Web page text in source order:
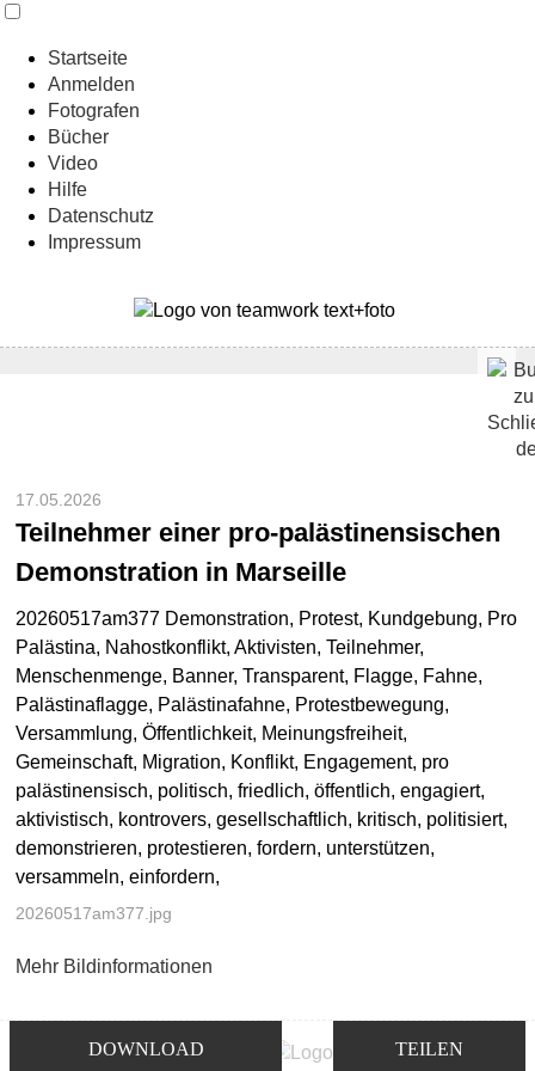
Startseite
Anmelden
Fotografen
Bücher
Video
Hilfe
Datenschutz
Impressum
DOWNLOAD TEILEN
17.05.2026
Teilnehmer einer pro-palästinensischen
Demonstration in Marseille
20260517am377 Demonstration, Protest, Kundgebung, Pro
Palästina, Nahostkonflikt, Aktivisten, Teilnehmer,
Menschenmenge, Banner, Transparent, Flagge, Fahne,
Palästinaflagge, Palästinafahne, Protestbewegung,
Versammlung, Öffentlichkeit, Meinungsfreiheit,
Gemeinschaft, Migration, Konflikt, Engagement, pro
palästinensisch, politisch, friedlich, öffentlich, engagiert,
aktivistisch, kontrovers, gesellschaftlich, kritisch, politisiert,
demonstrieren, protestieren, fordern, unterstützen,
versammeln, einfordern,
20260517am377.jpg
Mehr Bildinformationen